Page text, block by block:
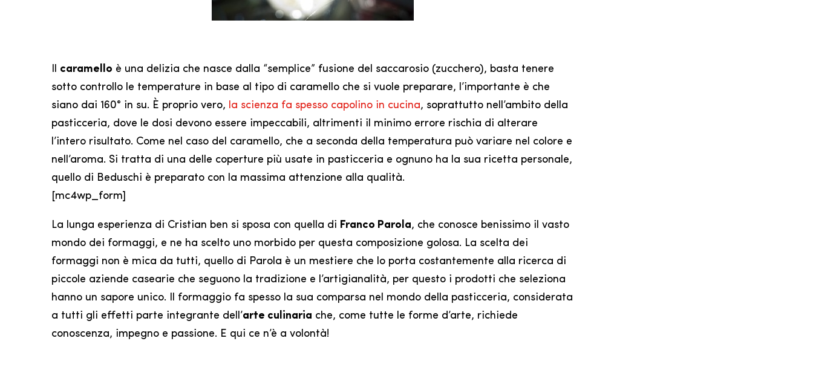
Il caramello è una delizia che nasce dalla “semplice” fusione del saccarosio (zucchero), basta tenere
sotto controllo le temperature in base al tipo di caramello che si vuole preparare, l’importante è che
siano dai 160° in su. È proprio vero, la scienza fa spesso capolino in cucina, soprattutto nell’ambito della
pasticceria, dove le dosi devono essere impeccabili, altrimenti il minimo errore rischia di alterare
l’intero risultato. Come nel caso del caramello, che a seconda della temperatura può variare nel colore e
nell’aroma. Si tratta di una delle coperture più usate in pasticceria e ognuno ha la sua ricetta personale,
quello di Beduschi è preparato con la massima attenzione alla qualità.
[mc4wp_form]
La lunga esperienza di Cristian ben si sposa con quella di Franco Parola, che conosce benissimo il vasto
mondo dei formaggi, e ne ha scelto uno morbido per questa composizione golosa. La scelta dei
formaggi non è mica da tutti, quello di Parola è un mestiere che lo porta costantemente alla ricerca di
piccole aziende casearie che seguono la tradizione e l’artigianalità, per questo i prodotti che seleziona
hanno un sapore unico. Il formaggio fa spesso la sua comparsa nel mondo della pasticceria, considerata
a tutti gli effetti parte integrante dell’arte culinaria che, come tutte le forme d’arte, richiede
conoscenza, impegno e passione. E qui ce n’è a volontà!